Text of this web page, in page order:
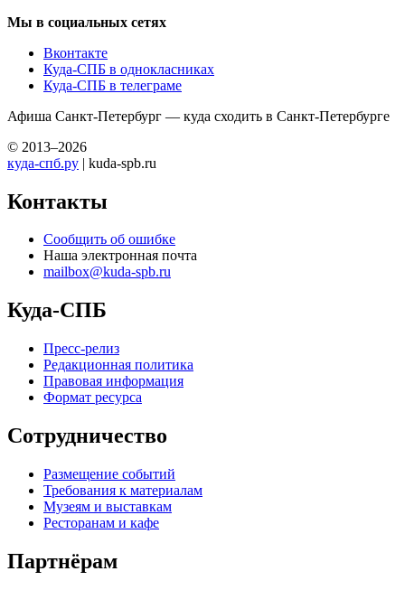
Мы в социальных сетях
Вконтакте
Куда-СПБ в однокласниках
Куда-СПБ в телеграме
Афиша Санкт-Петербург — куда сходить в Санкт-Петербурге
© 2013–2026
куда-спб.ру | kuda-spb.ru
Контакты
Сообщить об ошибке
Наша электронная почта
mailbox@kuda-spb.ru
Куда-СПБ
Пресс-релиз
Редакционная политика
Правовая информация
Формат ресурса
Сотрудничество
Размещение событий
Требования к материалам
Музеям и выставкам
Ресторанам и кафе
Партнёрам